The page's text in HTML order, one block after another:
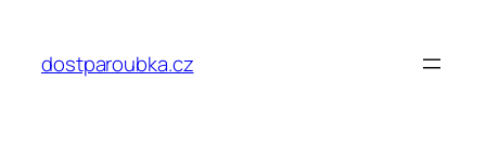
obsahdostparoubka.cz